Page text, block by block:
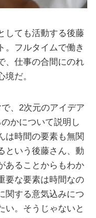
しても活動する後藤
。フルタイムで働き
、仕事の合間にのれ
だ。
、2次元のアイデア
かについて説明し
は時間の要素も無関
という後藤さん、動
あることからもわか
要な要素は時間なの
関する意気込みにつ
い。そうじゃないと